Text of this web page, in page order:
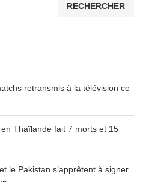
RECHERCHER
retransmis à la télévision ce
Thaïlande fait 7 morts et 15
le Pakistan s’apprêtent à signer